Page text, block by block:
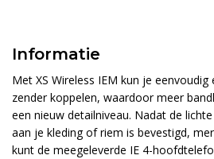
Informatie
Met XS Wireless IEM kun je
zender koppelen, waardoor meer
een nieuw detailniveau. Nadat de
aan je kleding of riem is bevestigd,
kunt de meegeleverde IE 4-